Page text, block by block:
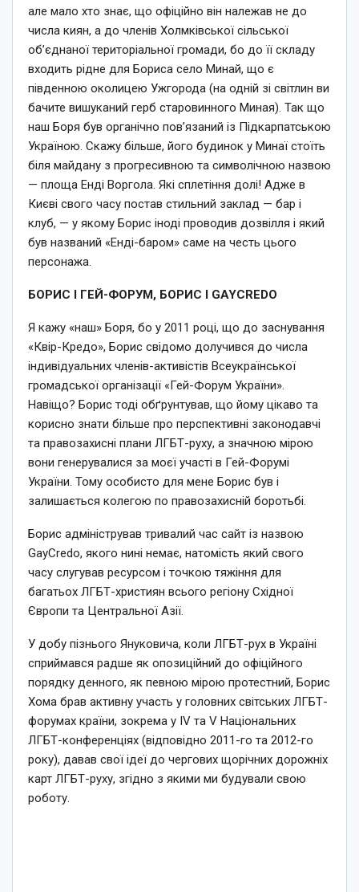
але мало хто знає, що офіційно він належав не до
числа киян, а до членів Холмківської сільської
об’єднаної територіальної громади, бо до її складу
входить рідне для Бориса село Минай, що є
південною околицею Ужгорода (на одній зі світлин ви
бачите вишуканий герб старовинного Миная). Так що
наш Боря був органічно пов’язаний із Підкарпатською
Україною. Скажу більше, його будинок у Минаї стоїть
біля майдану з прогресивною та символічною назвою
— площа Енді Воргола. Які сплетіння долі! Адже в
Києві свого часу постав стильний заклад — бар і
клуб, — у якому Борис іноді проводив дозвілля і який
був названий «Енді-баром» саме на честь цього
персонажа.
БОРИС І ГЕЙ-ФОРУМ, БОРИС І GAYCREDO
Я кажу «наш» Боря, бо у 2011 році, що до заснування
«Квір-Кредо», Борис свідомо долучився до числа
індивідуальних членів-активістів Всеукраїнської
громадської організації «Гей-Форум України».
Навіщо? Борис тоді обґрунтував, що йому цікаво та
корисно знати більше про перспективні законодавчі
та правозахисні плани ЛГБТ-руху, а значною мірою
вони генерувалися за моєї участі в Гей-Форумі
України. Тому особисто для мене Борис був і
залишається колегою по правозахисній боротьбі.
Борис адміністрував тривалий час сайт із назвою
GayCredo, якого нині немає, натомість який свого
часу слугував ресурсом і точкою тяжіння для
багатьох ЛГБТ-християн всього регіону Східної
Європи та Центральної Азії.
У добу пізнього Януковича, коли ЛГБТ-рух в Україні
сприймався радше як опозиційний до офіційного
порядку денного, як певною мірою протестний, Борис
Хома брав активну участь у головних світських ЛГБТ-
форумах країни, зокрема у IV та V Національних
ЛГБТ-конференціях (відповідно 2011-го та 2012-го
року), давав свої ідеї до чергових щорічних дорожніх
карт ЛГБТ-руху, згідно з якими ми будували свою
роботу.